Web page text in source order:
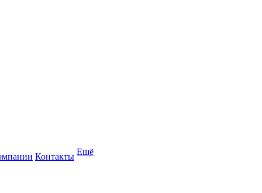
Контакты Ещё